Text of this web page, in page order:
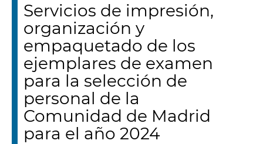
Servicios de impresión,
organización y
empaquetado de los
ejemplares de examen
para la selección de
personal de la
Comunidad de Madrid
para el año 2024